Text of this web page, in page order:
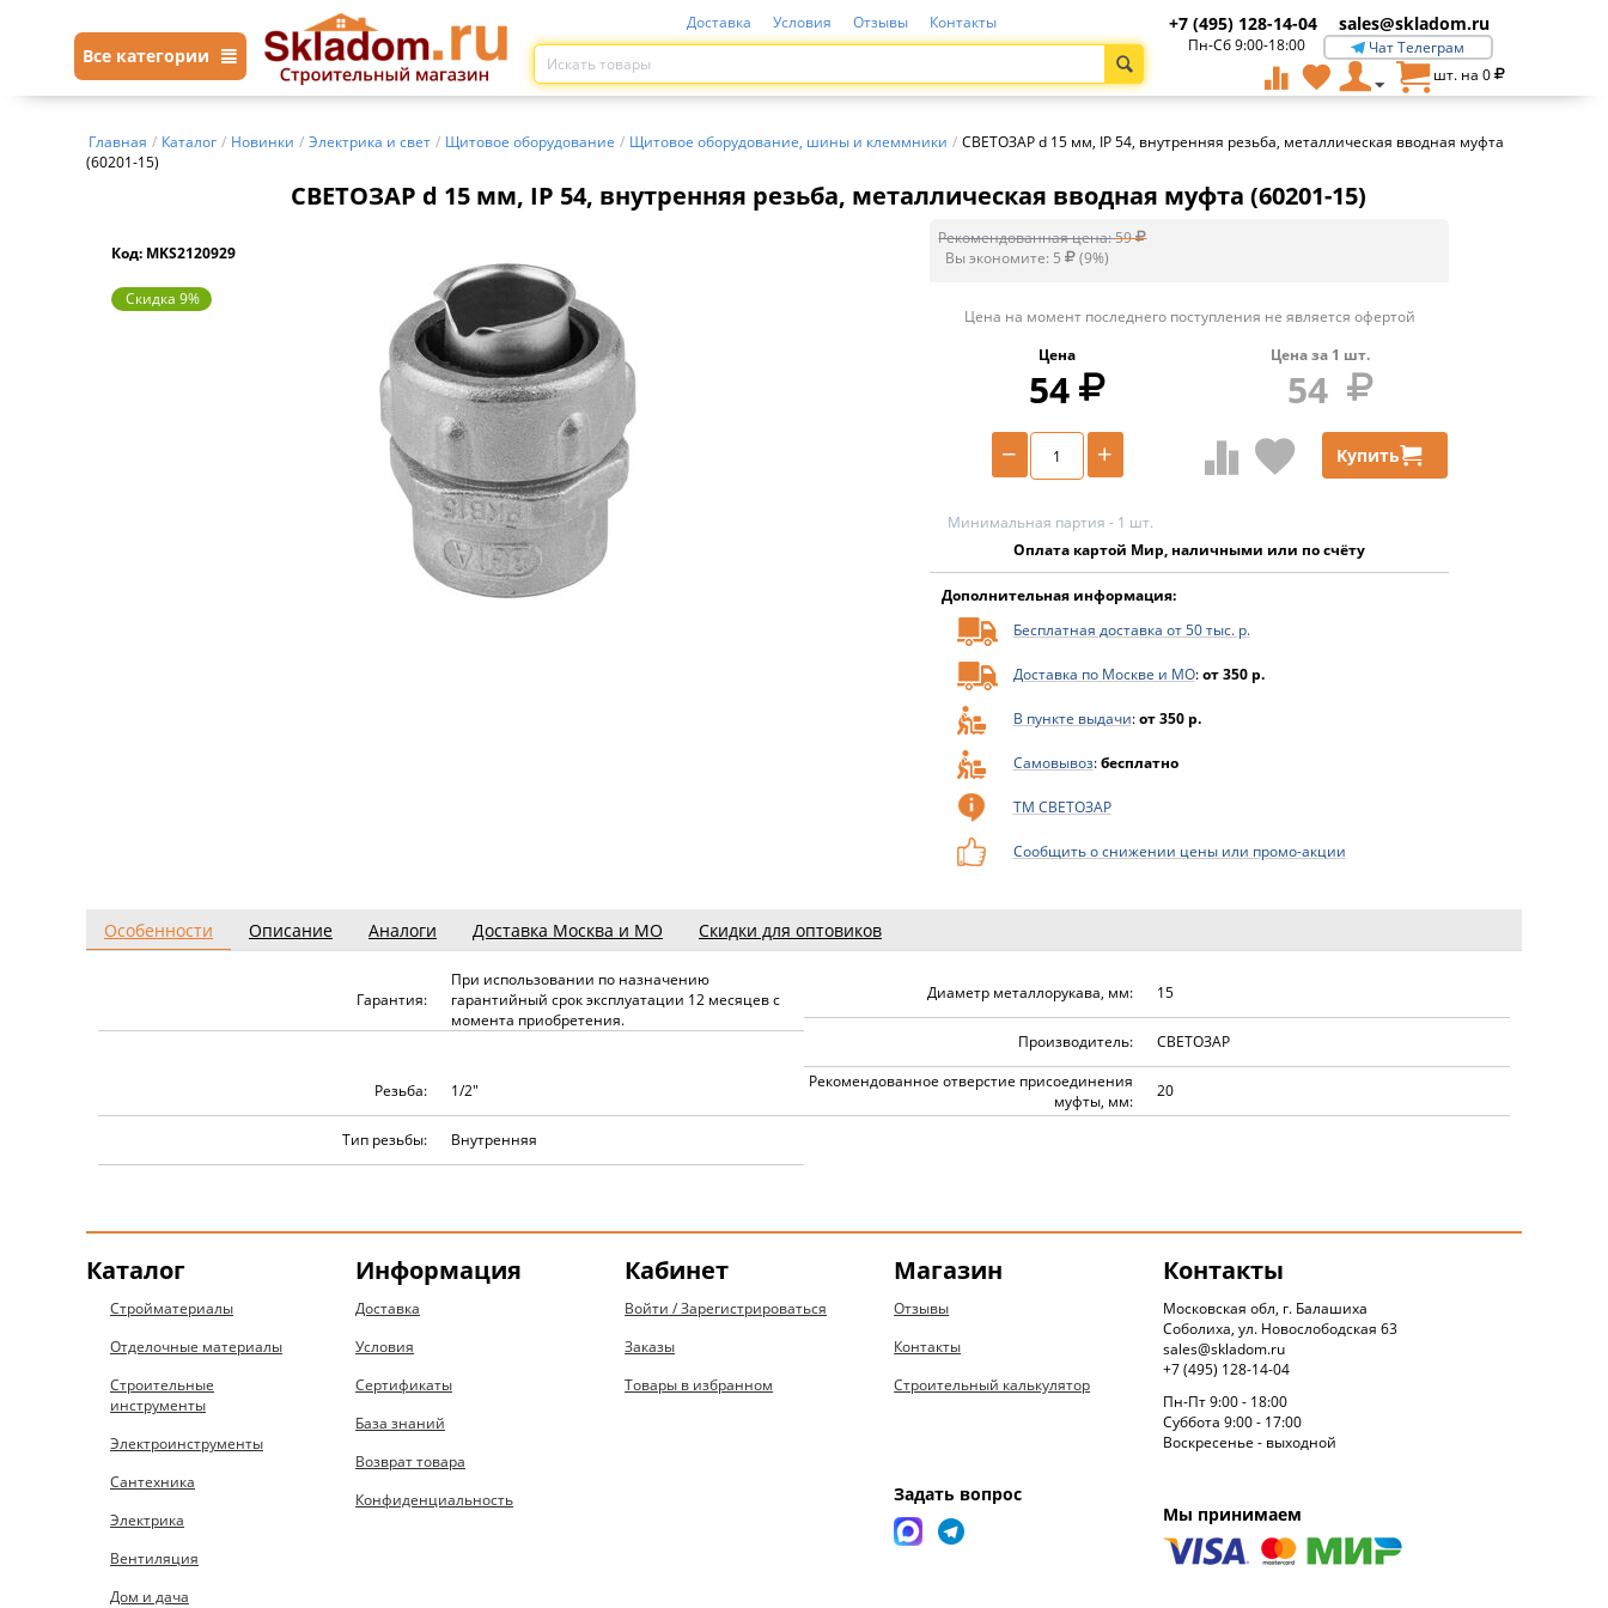
Все категории
Доставка Условия Отзывы Контакты +7 (495) 128-14-04 sales@skladom.ru
Пн-Сб 9:00-18:00
Чат Телеграм
шт. на 0
Главная / Каталог / Новинки / Электрика и свет / Щитовое оборудование / Щитовое оборудование, шины и клеммники / СВЕТОЗАР d 15 мм, IP 54, внутренняя резьба, металлическая вводная муфта
(60201-15)
СВЕТОЗАР d 15 мм, IP 54, внутренняя резьба, металлическая вводная муфта (60201-15)
Код: MKS2120929
Скидка 9%
Рекомендованная цена:59
Вы экономите: 5 (9%)
Цена на момент последнего поступления не является офертой
Цена
54
Цена за 1 шт.
54
+
− Купить
Минимальная партия - 1 шт.
Оплата картой Мир, наличными или по счёту
Дополнительная информация:
Бесплатная доставка от 50 тыс. р.
Доставка по Москве и МО:от 350 р.
В пункте выдачи:от 350 р.
Самовывоз:бесплатно
ТМ СВЕТОЗАР
Сообщить о снижении цены или промо-акции
Особенности Описание Аналоги Доставка Москва и МО Скидки для оптовиков
Гарантия:
При использовании по назначению
гарантийный срок эксплуатации 12 месяцев с
момента приобретения.
Диаметр металлорукава, мм: 15
Производитель: СВЕТОЗАР
Резьба: 1/2″
Рекомендованное отверстие присоединения
муфты, мм:
20
Тип резьбы: Внутренняя
Каталог
Стройматериалы
Отделочные материалы
Строительные
инструменты
Электроинструменты
Сантехника
Электрика
Вентиляция
Дом и дача
Информация
Доставка
Условия
Сертификаты
База знаний
Возврат товара
Конфиденциальность
Кабинет
Войти / Зарегистрироваться
Заказы
Товары в избранном
Магазин
Отзывы
Контакты
Строительный калькулятор
Задать вопрос
Контакты
Московская обл, г. Балашиха
Соболиха, ул. Новослободская 63
sales@skladom.ru
+7 (495) 128-14-04
Пн-Пт 9:00 - 18:00
Суббота 9:00 - 17:00
Воскресенье - выходной
Мы принимаем